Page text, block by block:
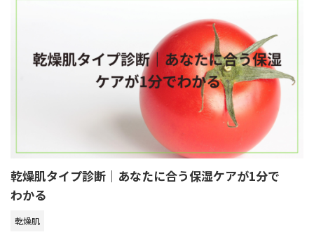
乾燥肌タイプ診断｜あなたに合う保湿ケアが1分で
わかる
乾燥肌